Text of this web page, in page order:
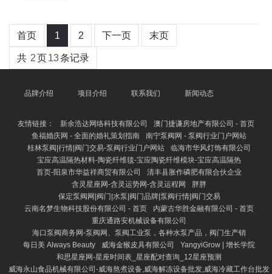
首页 1 2 下一页 末页
共 2页13条记录
品牌介绍 项目介绍 联系我们 新闻动态
友情链接： 新余浩达网络科技有限公司
澳门捷谦房地产有限公司 - 首页
鱼福婚庆网 - 全面的婚礼策划指南
南宁泵阀网 - 泵阀行业门户网站
桂林泵阀|行情|阀门交易-泵阀行业门户网站
临海市华风灯饰有限公司
宝应高温隔热材料-陶瓷纤维毯-宝应陶瓷纤维模块-宝应高温隔热
首页-阳泉市华益祥商贸有限公司
清丰县胀作磷肥有限合伙企业
含灵星座网-含灵运势网-含灵运程网
胖胖
保定泵阀网|阀门|水泵|阀门品牌|泵阀行情|阀门交易
云南名梦生物科技股份有限公司 - 首页
内蒙古华胜金融有限公司 - 首页
重庆通路安机械设备有限公司
海口泵阀商务网-泵阀网、泵阀工业泵，各种水泵产品，阀门生产销
每日美 Always Beauty
威海金猴皮具有限公司
YangyiGrow | 增长学院
和思星座网-星座时间表_星座配对查询_12星座预测
威海永山食品机械有限公司-威海熬煮设备,威海解冻设备批发,威海冷藏工作台批发